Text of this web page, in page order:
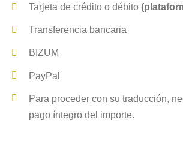
Tarjeta de crédito o débito
Transferencia bancaria
BIZUM
PayPal
Para proceder con su traducción,
pago íntegro del importe.